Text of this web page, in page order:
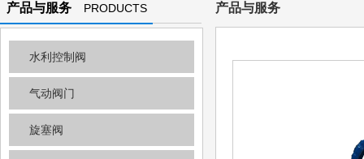
产品与服务
PRODUCTS
AND
水利控制阀
气动阀门
旋塞阀
产品与服务